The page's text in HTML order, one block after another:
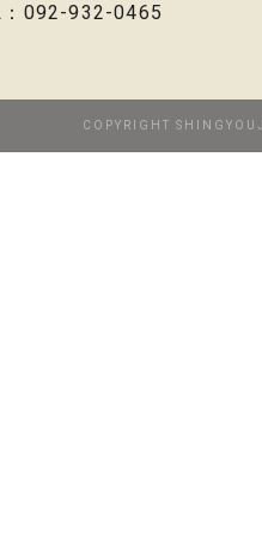
：092-932-0465
COPYRIGHT